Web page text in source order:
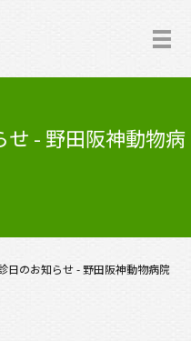
- 野田阪神動物病
日のお知らせ - 野田阪神動物病院